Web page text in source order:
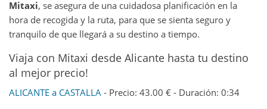
Mitaxi, se asegura de una cuidadosa planificación en la
hora de recogida y la ruta, para que se sienta seguro y
tranquilo de que llegará a su destino a tiempo.
Viaja con Mitaxi desde Alicante hasta tu destino
al mejor precio!
ALICANTE a CASTALLA - Precio: 43.00 € - Duración: 0:34